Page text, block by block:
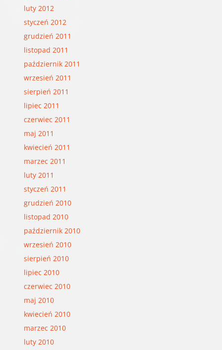
luty 2012
styczeń 2012
grudzień 2011
listopad 2011
październik 2011
wrzesień 2011
sierpień 2011
lipiec 2011
czerwiec 2011
maj 2011
kwiecień 2011
marzec 2011
luty 2011
styczeń 2011
grudzień 2010
listopad 2010
październik 2010
wrzesień 2010
sierpień 2010
lipiec 2010
czerwiec 2010
maj 2010
kwiecień 2010
marzec 2010
luty 2010